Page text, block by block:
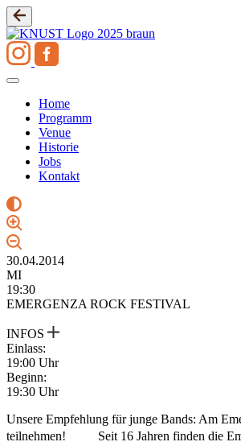
Zum
Inhalt
springen
Home
Programm
Venue
Historie
Jobs
Kontakt
30.04.2014
MI
19:30
EMERGENZA ROCK FESTIVAL
INFOS
Einlass:
19:00 Uhr
Beginn:
19:30 Uhr
Unsere Empfehlung für junge Bands: Am
teilnehmen! Seit 16 Jahren finden die